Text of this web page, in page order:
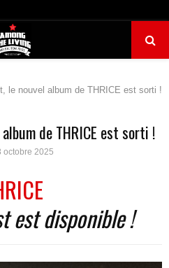
le nouvel album de THRICE est sorti !
de THRICE est sorti !
octobre 2025
est disponible !